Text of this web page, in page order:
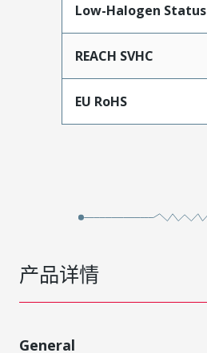
Low-Halogen Status
REACH SVHC
EU RoHS
产品详情
General